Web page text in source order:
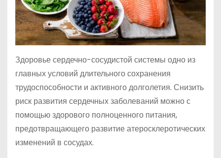
Здоровье сердечно-сосудистой системы одно из
главных условий длительного сохранения
трудоспособности и активного долголетия. Снизить
риск развития сердечных заболеваний можно с
помощью здорового полноценного питания,
предотвращающего развитие атеросклеротических
изменений в сосудах.